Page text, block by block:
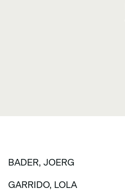
BADER, JOERG
GARRIDO, LOLA